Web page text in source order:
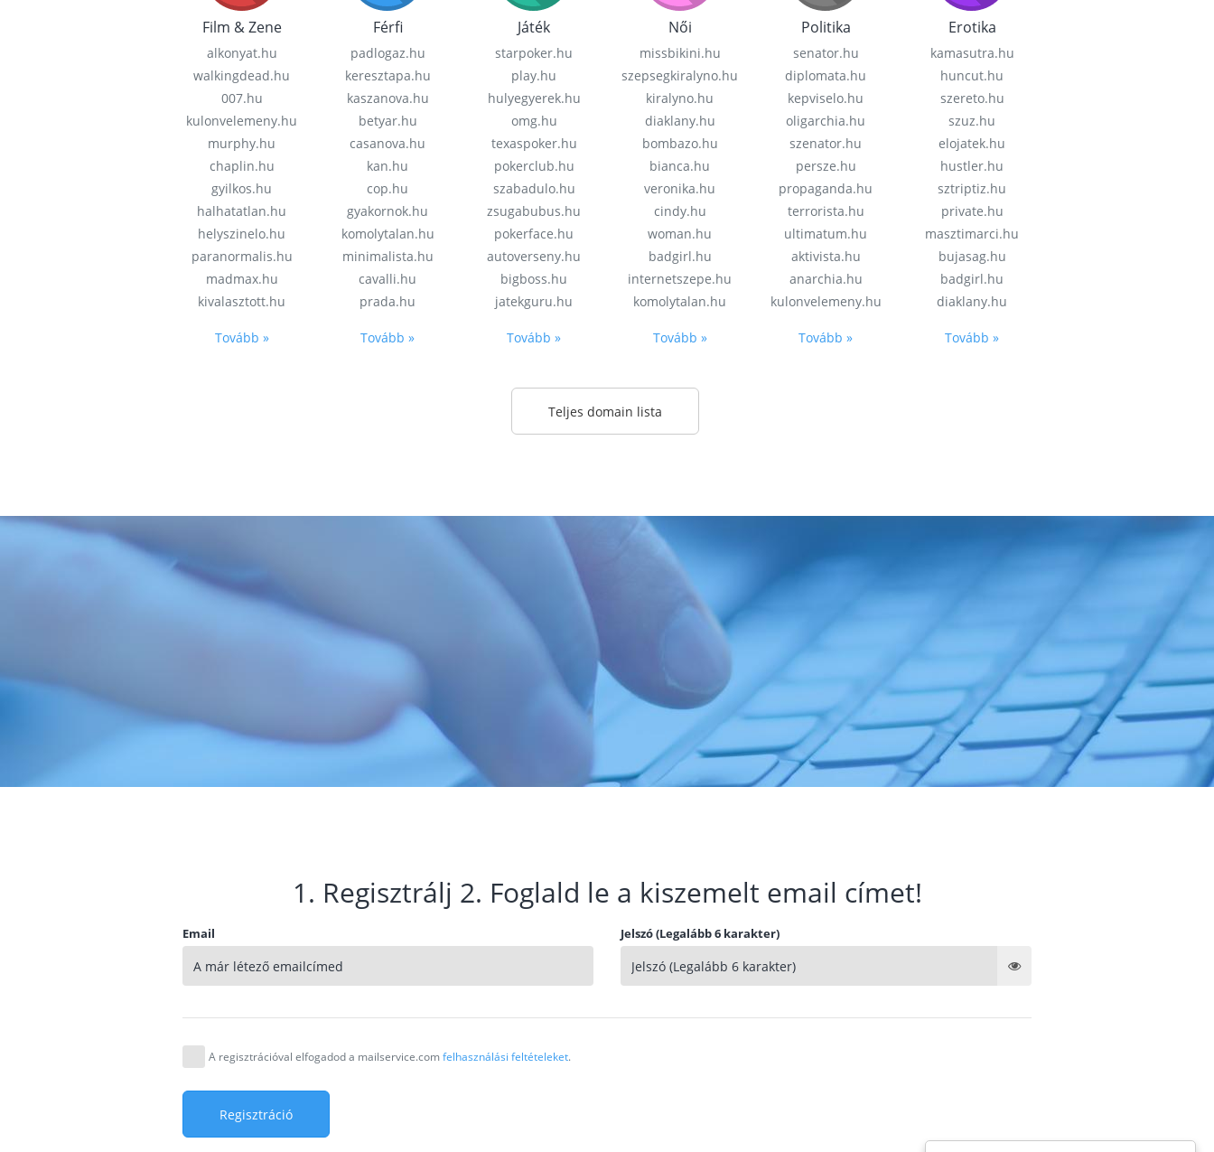
Film & Zene
alkonyat.hu
walkingdead.hu
007.hu
kulonvelemeny.hu
murphy.hu
chaplin.hu
gyilkos.hu
halhatatlan.hu
helyszinelo.hu
paranormalis.hu
madmax.hu
kivalasztott.hu
Tovább »
Férfi
padlogaz.hu
keresztapa.hu
kaszanova.hu
betyar.hu
casanova.hu
kan.hu
cop.hu
gyakornok.hu
komolytalan.hu
minimalista.hu
cavalli.hu
prada.hu
Tovább »
Játék
starpoker.hu
play.hu
hulyegyerek.hu
omg.hu
texaspoker.hu
pokerclub.hu
szabadulo.hu
zsugabubus.hu
pokerface.hu
autoverseny.hu
bigboss.hu
jatekguru.hu
Tovább »
Női
missbikini.hu
szepsegkiralyno.hu
kiralyno.hu
diaklany.hu
bombazo.hu
bianca.hu
veronika.hu
cindy.hu
woman.hu
badgirl.hu
internetszepe.hu
komolytalan.hu
Tovább »
Politika
senator.hu
diplomata.hu
kepviselo.hu
oligarchia.hu
szenator.hu
persze.hu
propaganda.hu
terrorista.hu
ultimatum.hu
aktivista.hu
anarchia.hu
kulonvelemeny.hu
Tovább »
Erotika
kamasutra.hu
huncut.hu
szereto.hu
szuz.hu
elojatek.hu
hustler.hu
sztriptiz.hu
private.hu
masztimarci.hu
bujasag.hu
badgirl.hu
diaklany.hu
Tovább »
Teljes domain lista
1. Regisztrálj 2. Foglald le a kiszemelt email címet!
Email Jelszó (Legalább 6 karakter)
A regisztrációval elfogadod a mailservice.comfelhasználási feltételeket.
Regisztráció